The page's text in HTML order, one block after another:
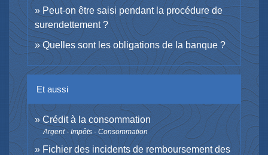
Peut-on être saisi pendant la procédure de
surendettement ?
Quelles sont les obligations de la banque ?
Et aussi
Crédit à la consommation
Argent - Impôts - Consommation
Fichier des incidents de remboursement des